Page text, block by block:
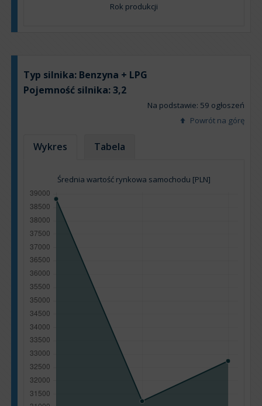
Rok produkcji
Typ silnika: Benzyna + LPG
Pojemność silnika:3,2
Na podstawie: 59 ogłoszeń
Powrót na górę
Wykres Tabela
Średnia wartość rynkowa samochodu [PLN]